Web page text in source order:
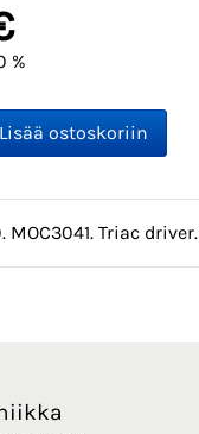
%
MOC3041. Triac driver.